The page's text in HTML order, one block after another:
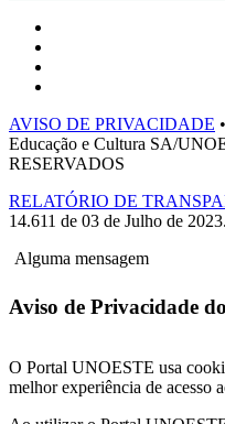
AVISO DE PRIVACIDADE
Educação e Cultura SA/
RESERVADOS
RELATÓRIO DE
14.611 de 03 de Julho de 2023.
Alguma mensagem
Aviso de Privacidade
O Portal UNOESTE usa
melhor experiência de acesso